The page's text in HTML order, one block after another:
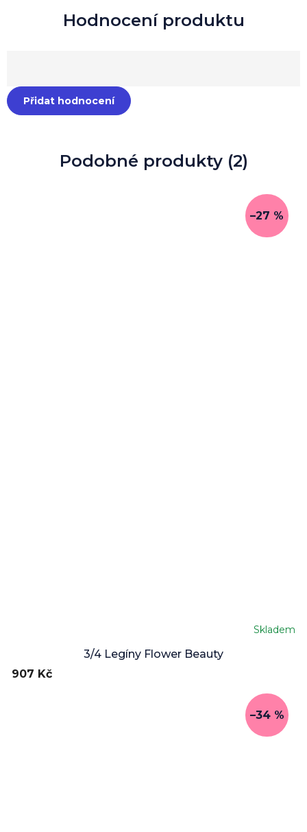
Podobné produkty (2)
–27 %
3/4 Legíny Flower Beauty
Skladem
907 Kč
–34 %
Přidat hodnocení